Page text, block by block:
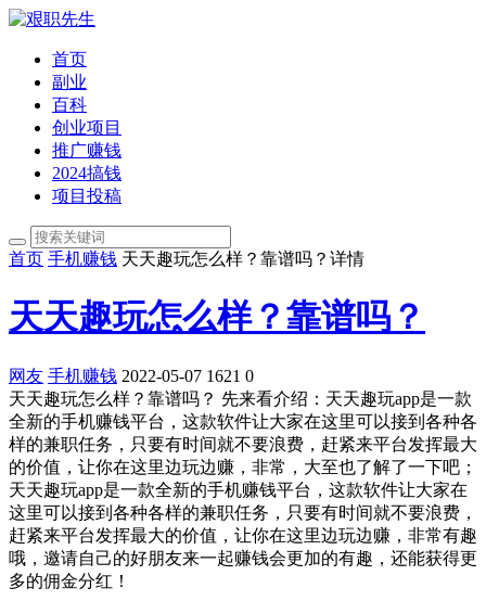
首页
副业
百科
创业项目
推广赚钱
2024搞钱
项目投稿
首页 手机赚钱 天天趣玩怎么样？靠谱吗？详情
天天趣玩怎么样？靠谱吗？
网友 手机赚钱 2022-05-07 1621 0
天天趣玩怎么样？靠谱吗？ 先来看介绍：天天趣玩app是一款
全新的手机赚钱平台，这款软件让大家在这里可以接到各种各
样的兼职任务，只要有时间就不要浪费，赶紧来平台发挥最大
的价值，让你在这里边玩边赚，非常，大至也了解了一下吧；
天天趣玩app是一款全新的手机赚钱平台，这款软件让大家在
这里可以接到各种各样的兼职任务，只要有时间就不要浪费，
赶紧来平台发挥最大的价值，让你在这里边玩边赚，非常有趣
哦，邀请自己的好朋友来一起赚钱会更加的有趣，还能获得更
多的佣金分红！